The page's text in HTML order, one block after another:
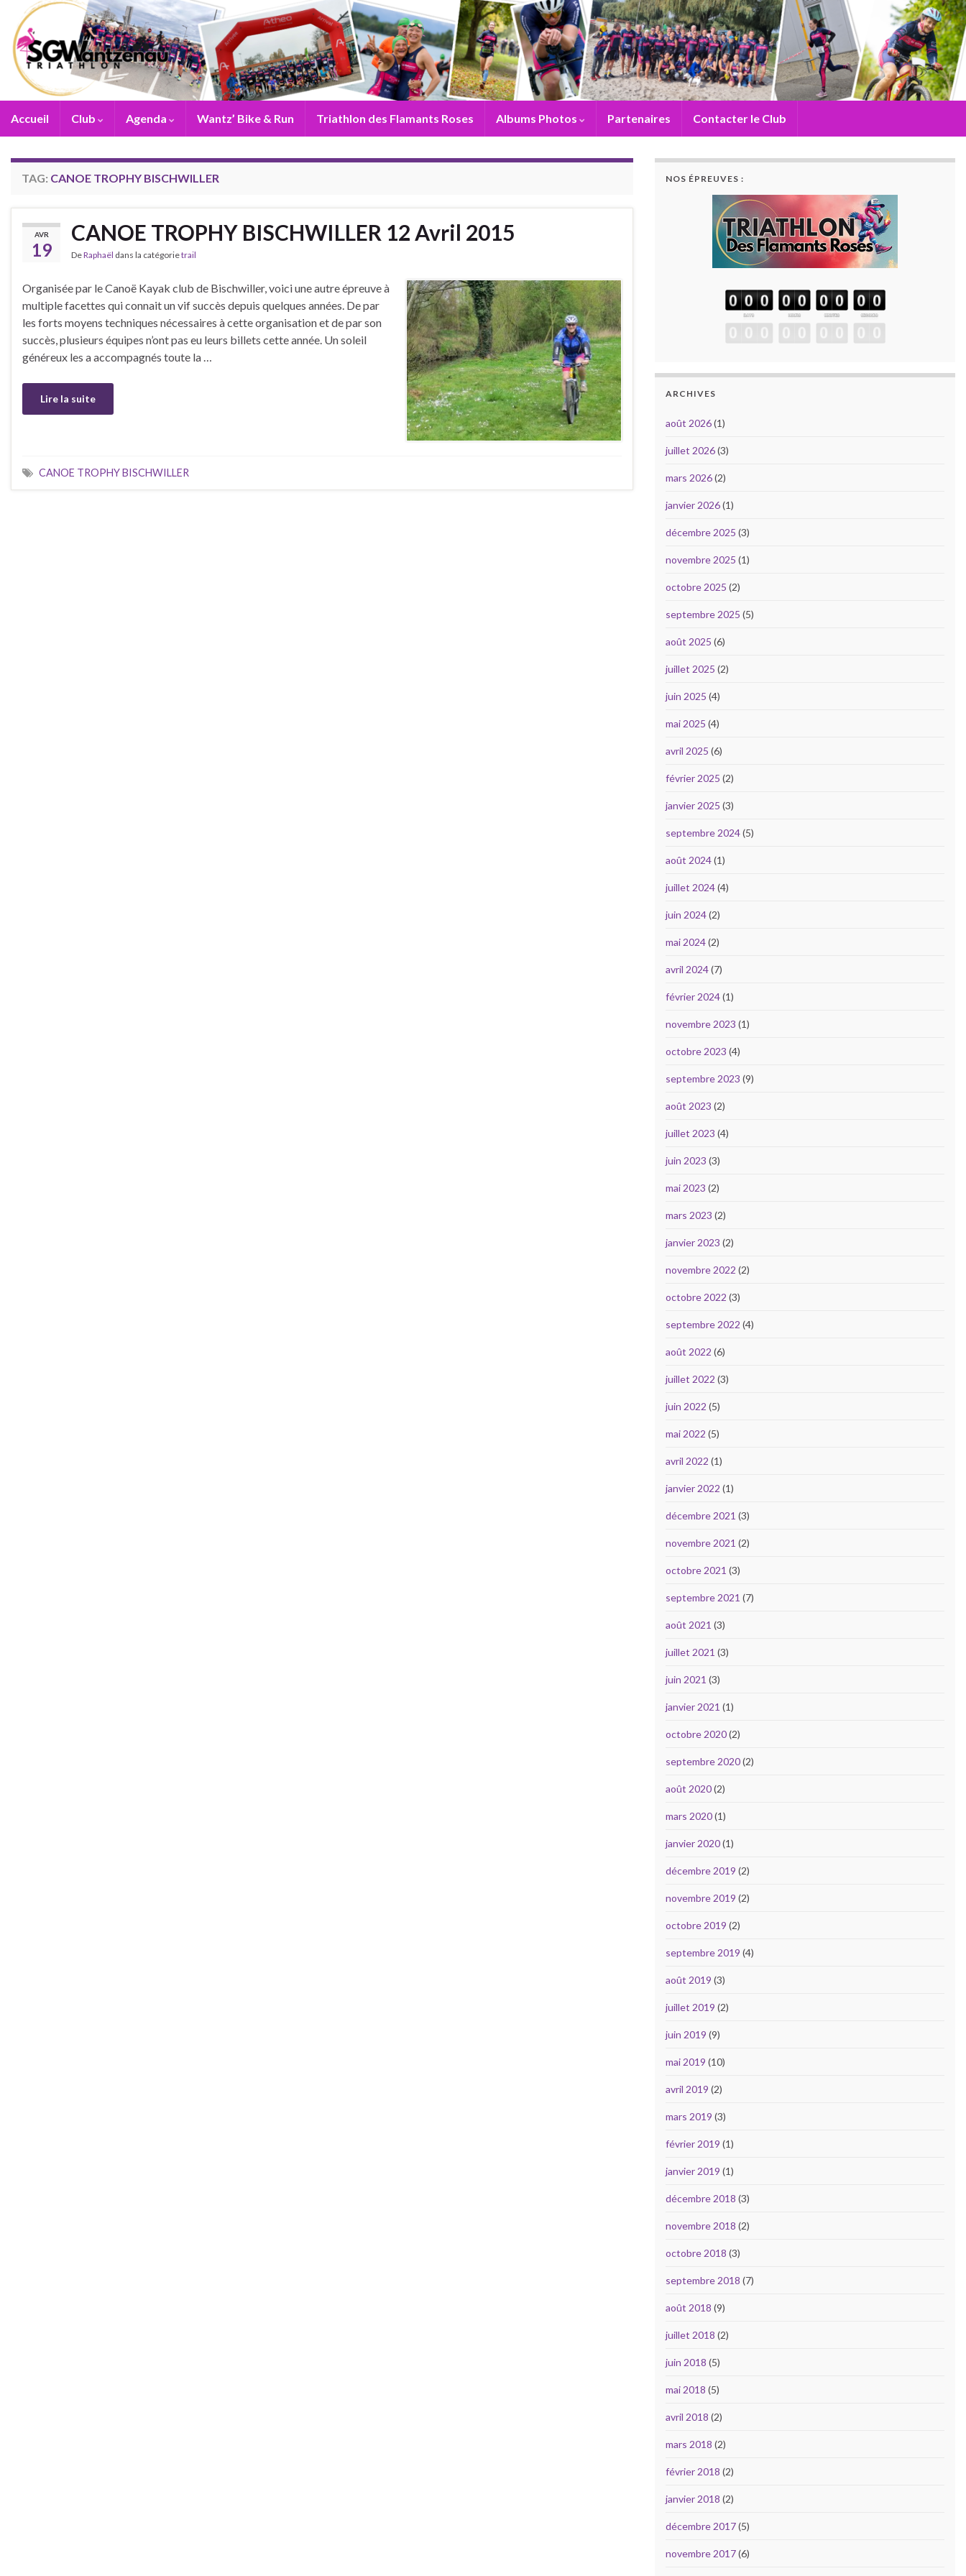
Accueil Club Agenda Wantz’ Bike & Run Triathlon des Flamants Roses Albums Photos Partenaires Contacter le Club
TAG: CANOE TROPHY BISCHWILLER
AVR
19
CANOE TROPHY BISCHWILLER 12 Avril 2015
DeRaphaël dans la catégorietrail
Organisée par le Canoë Kayak club de Bischwiller, voici une autre épreuve à
multiple facettes qui connait un vif succès depuis quelques années. De par
les forts moyens techniques nécessaires à cette organisation et de par son
succès, plusieurs équipes n’ont pas eu leurs billets cette année. Un soleil
généreux les a accompagnés toute la …
Lire la suite
CANOE TROPHY BISCHWILLER
NOS ÉPREUVES :
ARCHIVES
août 2026(1)
juillet 2026(3)
mars 2026(2)
janvier 2026(1)
décembre 2025 (3)
novembre 2025 (1)
octobre 2025 (2)
septembre 2025 (5)
août 2025 (6)
juillet 2025 (2)
juin 2025 (4)
mai 2025 (4)
avril 2025 (6)
février 2025 (2)
janvier 2025 (3)
septembre 2024(5)
août 2024(1)
juillet 2024(4)
juin 2024(2)
mai 2024(2)
avril 2024(7)
février 2024(1)
novembre 2023 (1)
octobre 2023 (4)
septembre 2023 (9)
août 2023 (2)
juillet 2023 (4)
juin 2023 (3)
mai 2023 (2)
mars 2023 (2)
janvier 2023 (2)
novembre 2022 (2)
octobre 2022 (3)
septembre 2022 (4)
août 2022 (6)
juillet 2022 (3)
juin 2022 (5)
mai 2022 (5)
avril 2022 (1)
janvier 2022 (1)
décembre 2021 (3)
novembre 2021 (2)
octobre 2021 (3)
septembre 2021 (7)
août 2021 (3)
juillet 2021 (3)
juin 2021 (3)
janvier 2021 (1)
octobre 2020(2)
septembre 2020(2)
août 2020(2)
mars 2020(1)
janvier 2020(1)
décembre 2019 (2)
novembre 2019 (2)
octobre 2019 (2)
septembre 2019 (4)
août 2019 (3)
juillet 2019 (2)
juin 2019 (9)
mai 2019 (10)
avril 2019 (2)
mars 2019 (3)
février 2019 (1)
janvier 2019 (1)
décembre 2018 (3)
novembre 2018 (2)
octobre 2018 (3)
septembre 2018 (7)
août 2018 (9)
juillet 2018 (2)
juin 2018 (5)
mai 2018 (5)
avril 2018 (2)
mars 2018 (2)
février 2018 (2)
janvier 2018 (2)
décembre 2017(5)
novembre 2017(6)